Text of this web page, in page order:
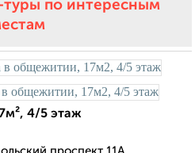
туры по интересным
4/5 этаж